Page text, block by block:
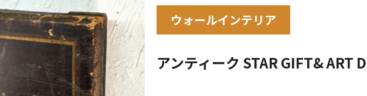
ウォールインテリア
アンティーク STAR GIFT& ART